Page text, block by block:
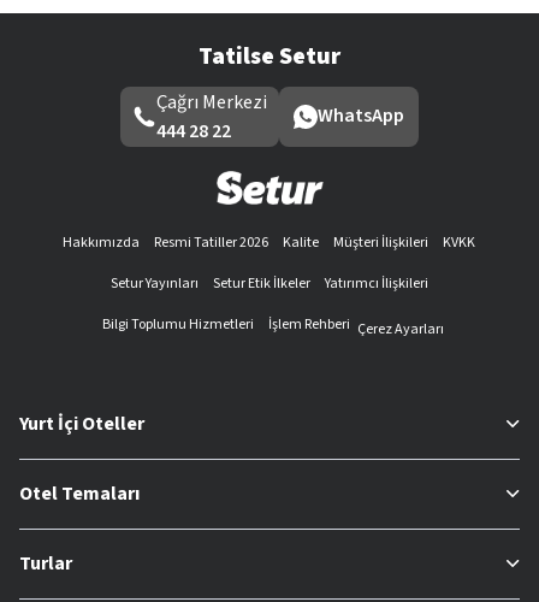
Tatilse Setur
Çağrı Merkezi
444 28 22
WhatsApp
Hakkımızda Resmi Tatiller 2026 Kalite Müşteri İlişkileri
KVKK
Setur Yayınları
Setur Etik İlkeler
Yatırımcı İlişkileri
Bilgi Toplumu Hizmetleri
İşlem Rehberi Çerez Ayarları
Yurt İçi Oteller
Otel Temaları
Turlar